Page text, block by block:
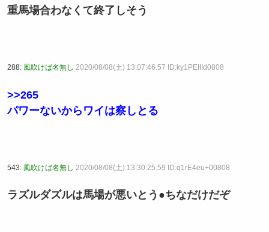
重馬場合わなくて終了しそう
288: 風吹けば名無し 2020/08/08(土) 13:07:46.57 ID:ky1PEIIId0808
>>265
パワーないからワイは察しとる
543: 風吹けば名無し 2020/08/08(土) 13:30:25.59 ID:q1rE4eu+00808
ラズルダズルは馬場が悪いとう●ちなだけだぞ